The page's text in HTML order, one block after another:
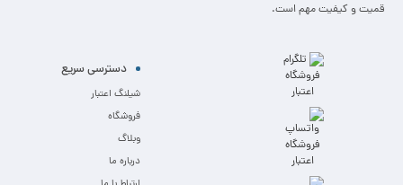
قمیت و کیفیت مهم است.
دسترسی سریع
شیلنگ اعتبار
فروشگاه
وبلاگ
درباره ما